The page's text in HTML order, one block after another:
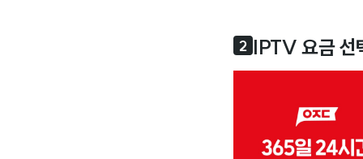
2 IPTV 요금 선